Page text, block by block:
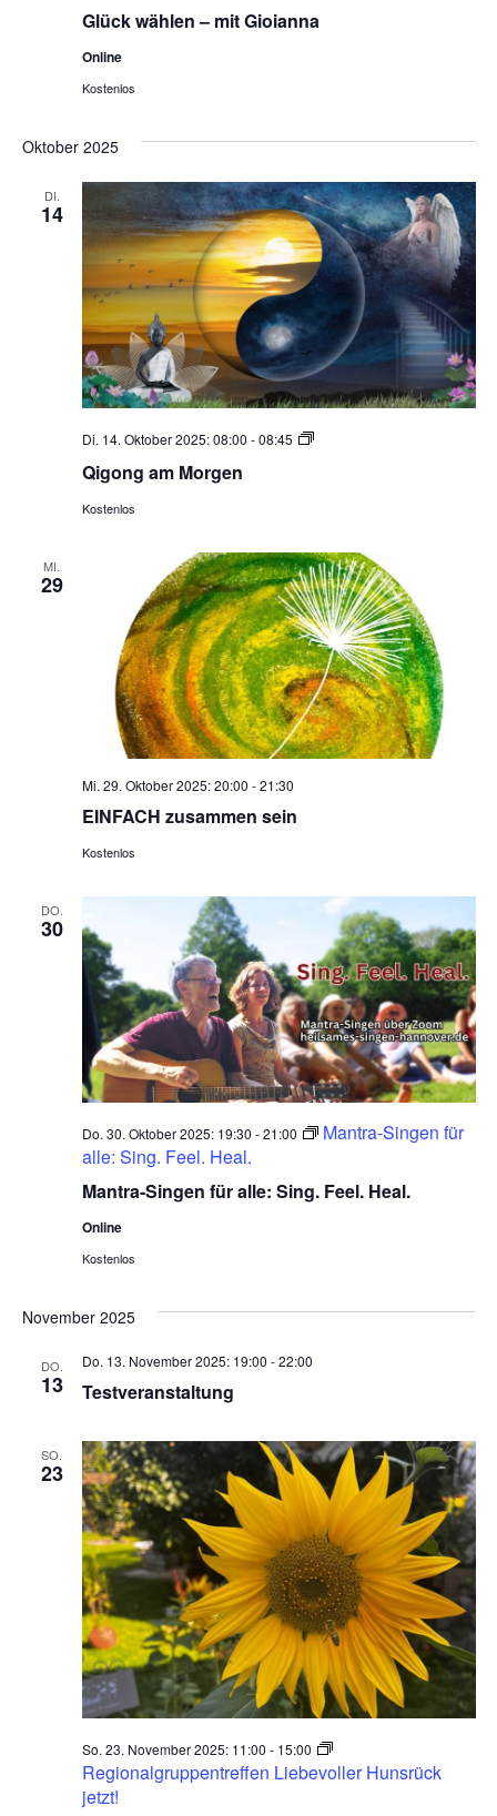
Glück wählen – mit Gioianna
Online
Kostenlos
Oktober 2025
DI.
14
Qigong am Morgen
Di. 14. Oktober 2025: 08:00 -08:45
Qigong
Kostenlos
MI.
29
EINFACH zusammen sein
Mi. 29. Oktober 2025: 20:00 -21:30
Kostenlos
DO.
30
Mantra-Singen für alle: Sing. Feel. Heal.
Do. 30. Oktober 2025: 19:30 -21:00
Mantra-Singen für
alle: Sing. Feel. Heal.
Online
Kostenlos
November 2025
DO.
13 Testveranstaltung
Do. 13. November 2025: 19:00 -22:00
SO.
23
So. 23. November 2025: 11:00 - 15:00
Regionalgruppentreffen Liebevoller Hunsrück
jetzt!